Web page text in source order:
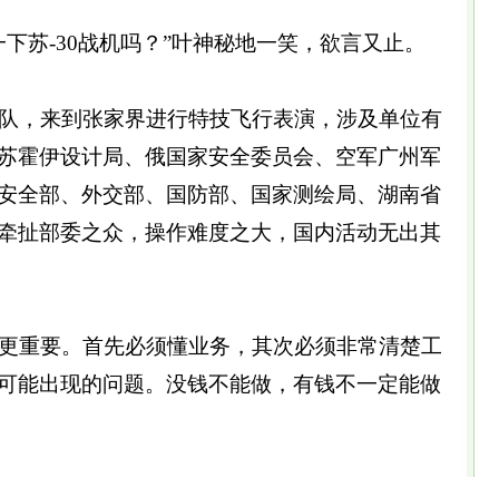
-30战机吗？”叶神秘地一笑，欲言又止。
来到张家界进行特技飞行表演，涉及单位有
霍伊设计局、俄国家安全委员会、空军广州军
全部、外交部、国防部、国家测绘局、湖南省
扯部委之众，操作难度之大，国内活动无出其
要。首先必须懂业务，其次必须非常清楚工
能出现的问题。没钱不能做，有钱不一定能做